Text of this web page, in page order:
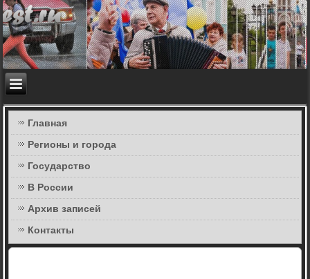
Главная
Регионы и города
Государство
В России
Архив записей
Контакты